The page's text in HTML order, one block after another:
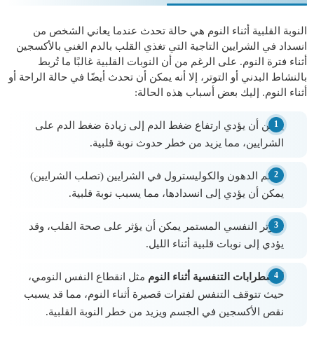
النوبة القلبية أثناء النوم هي حالة تحدث عندما يعاني الشخص من
انسداد في الشرايين التاجية التي تغذي القلب بالدم الغني بالأكسجين
أثناء فترة النوم. على الرغم من أن النوبات القلبية غالبًا ما تُربط
بالنشاط البدني أو التوتر، إلا أنه يمكن أن تحدث أيضًا في حالة الراحة أو
أثناء النوم. إليك بعض أسباب هذه الحالة:
يمكن أن يؤدي ارتفاع ضغط الدم إلى زيادة ضغط الدم على
الشرايين، مما يزيد من خطر حدوث نوبة قلبية.
تراكم الدهون والكوليسترول في الشرايين (تصلب الشرايين)
يمكن أن يؤدي إلى انسدادها، مما يسبب نوبة قلبية.
التوتر النفسي المستمر يمكن أن يؤثر على صحة القلب، وقد
يؤدي إلى نوبات قلبية أثناء الليل.
الاضطرابات التنفسية أثناء النوم مثل انقطاع النفس النومي،
حيث تتوقف التنفس لفترات قصيرة أثناء النوم، مما قد يسبب
نقص الأكسجين في الجسم ويزيد من خطر النوبة القلبية.